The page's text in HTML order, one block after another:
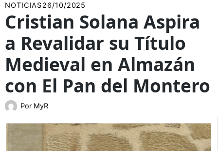
NOTICIAS26/10/2025
Cristian Solana Aspira
a Revalidar su Título
Medieval en Almazán
con El Pan del Montero
Por MyR